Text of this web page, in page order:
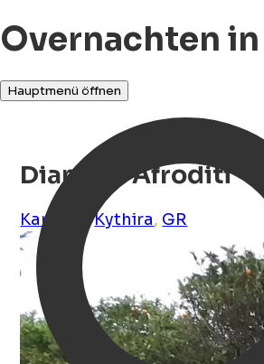
Overnachten
Hauptmenü öffnen
Diamoni Afroditi
Karavas ,Kythira, GR